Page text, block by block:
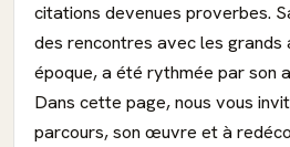
citations devenues proverbes.
des rencontres avec les grands
époque, a été rythmée par son
Dans cette page, nous vous
parcours, son œuvre et à